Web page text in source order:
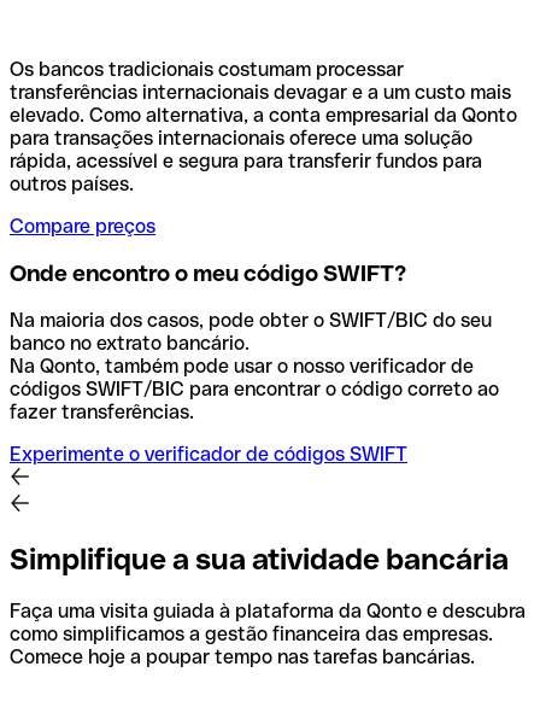
Os bancos tradicionais costumam processar
transferências internacionais devagar e a um custo mais
elevado. Como alternativa, a conta empresarial da Qonto
para transações internacionais oferece uma solução
rápida, acessível e segura para transferir fundos para
outros países.
Compare preços
Onde encontro o meu código SWIFT?
Na maioria dos casos, pode obter o SWIFT/BIC do seu
banco no extrato bancário.
Na Qonto, também pode usar o nosso verificador de
códigos SWIFT/BIC para encontrar o código correto ao
fazer transferências.
Experimente o verificador de códigos SWIFT
Simplifique a sua atividade bancária
Faça uma visita guiada à plataforma da Qonto e descubra
como simplificamos a gestão financeira das empresas.
Comece hoje a poupar tempo nas tarefas bancárias.